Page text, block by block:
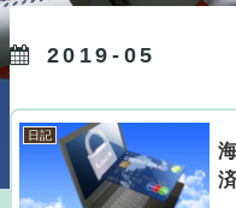
2019-05
日記